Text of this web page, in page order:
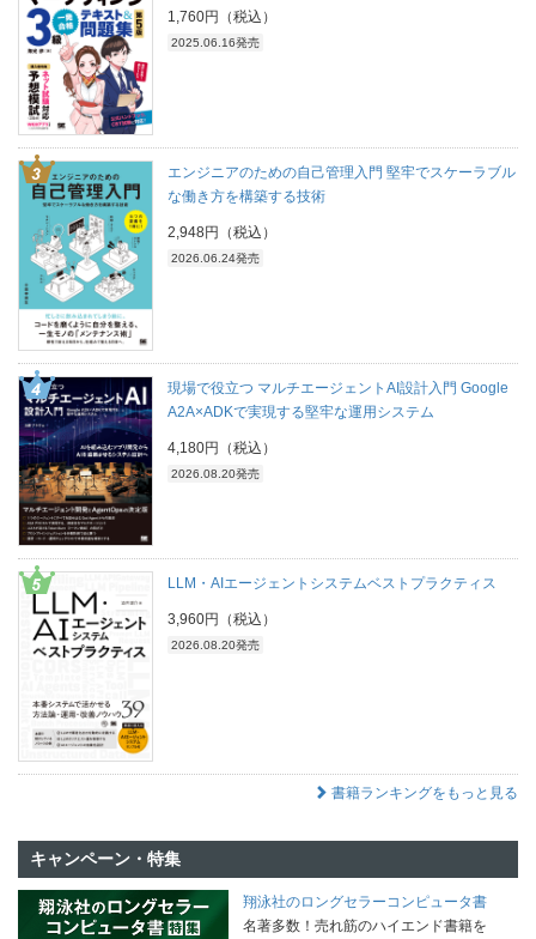
1,760円（税込）
2025.06.16発売
エンジニアのための自己管理入門 堅牢でスケーラブル
な働き方を構築する技術
2,948円（税込）
2026.06.24発売
現場で役立つ マルチエージェントAI設計入門 Google
A2A×ADKで実現する堅牢な運用システム
4,180円（税込）
2026.08.20発売
LLM・AIエージェントシステムベストプラクティス
3,960円（税込）
2026.08.20発売
書籍ランキングをもっと見る
キャンペーン・特集
翔泳社のロングセラーコンピュータ書
名著多数！売れ筋のハイエンド書籍を